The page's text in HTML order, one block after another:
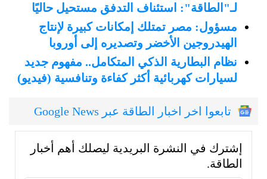
لـ"الطاقة": استئناف التدفق مستحيل حاليًا
مسؤول: مصر تمتلك إمكانات كبيرة لإنتاج
الهيدروجين الأخضر وتصديره إلى أوروبا
نظام البطارية الذكي المتكامل.. مفهوم جديد
لسيارات كهربائية أكثر كفاءة وتنافسية (فيديو)
تابعوا اخر اخبار الطاقة عبر Google News
إشترك في النشرة البريدية ليصلك أهم أخبار
الطاقة.